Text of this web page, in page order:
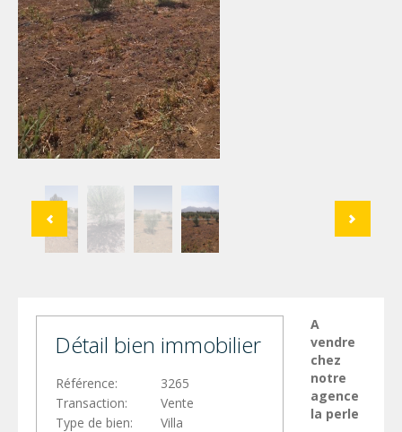
Détail bien immobilier
Référence:
3265
Transaction:
Vente
Type de bien:
Villa
A
vendre
chez
notre
agence
la perle